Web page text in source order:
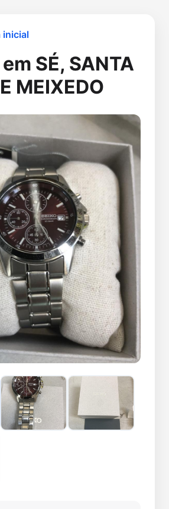
inicial
SÉ, SANTA
MEIXEDO